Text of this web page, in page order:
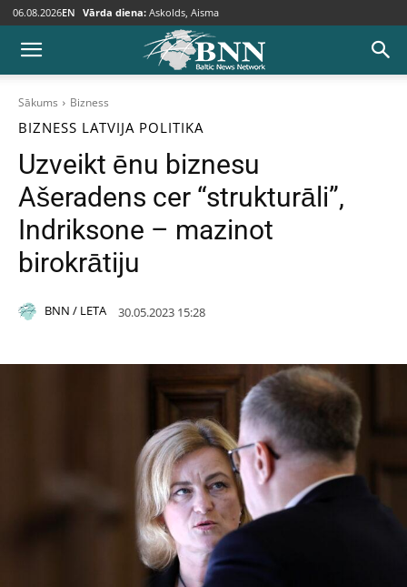
06.08.2026EN Vārda diena: Askolds, Aisma
Sākums Bizness
BIZNESS LATVIJA POLITIKA
Uzveikt ēnu biznesu
Ašeradens cer “strukturāli”,
Indriksone – mazinot
birokrātiju
BNN / LETA 30.05.2023 15:28